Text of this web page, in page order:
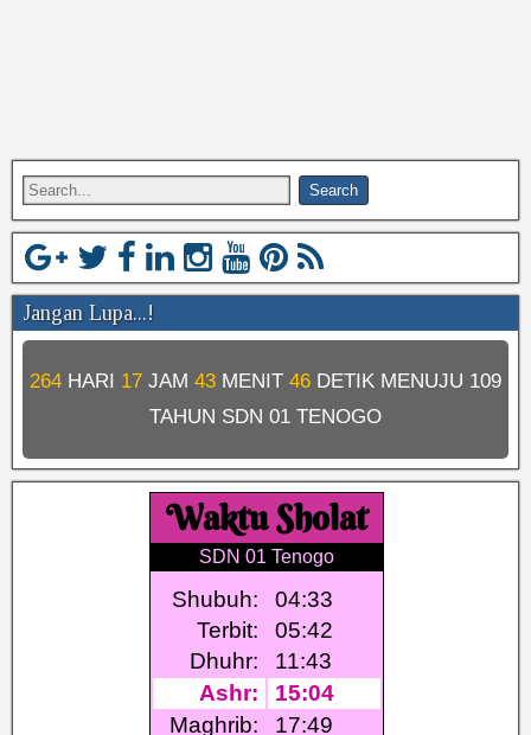
Jangan Lupa...!
264 HARI 17 JAM 43 MENIT 46 DETIK MENUJU 109
TAHUN SDN 01 TENOGO